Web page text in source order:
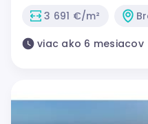
3 691 €/m²
viac ako 6 mesiacov